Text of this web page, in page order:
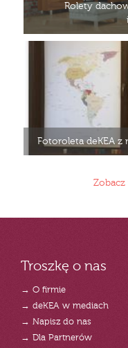
Rolety
Fotoroleta deKEA
Troszkę o nas
→ O firmie
→ deKEA w mediach
→ Napisz do nas
→ Dla Partnerów